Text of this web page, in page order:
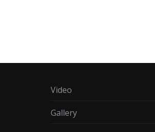
Video
Gallery